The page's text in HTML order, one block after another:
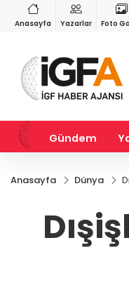
Anasayfa Yazarlar Foto
%-0,22
0,0018
Gündem
Anasayfa Dünya